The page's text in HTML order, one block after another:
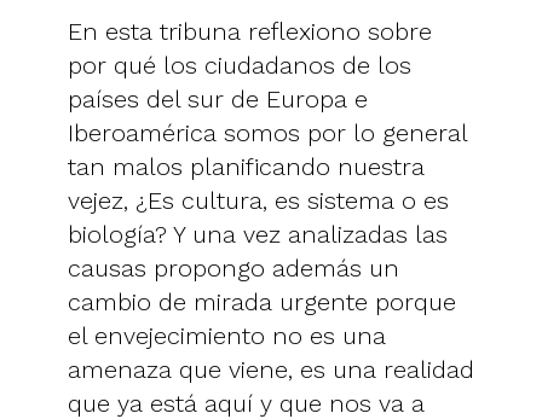
En esta tribuna reflexiono sobre
por qué los ciudadanos de los
países del sur de Europa e
Iberoamérica somos por lo general
tan malos planificando nuestra
vejez, ¿Es cultura, es sistema o es
biología? Y una vez analizadas las
causas propongo además un
cambio de mirada urgente porque
el envejecimiento no es una
amenaza que viene, es una realidad
que ya está aquí y que nos va a